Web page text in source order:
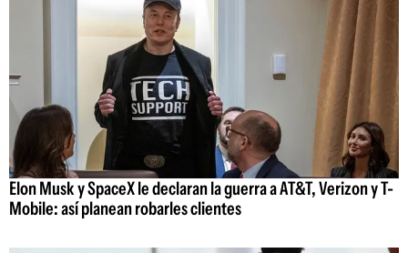
Elon Musk y SpaceX le declaran la guerra a AT&T, Verizon y T-
Mobile: así planean robarles clientes